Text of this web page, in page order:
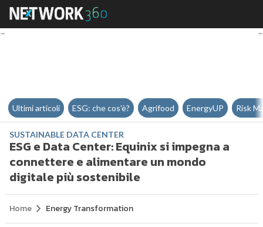
ESG e Data Center: Equinix si
Ultimi articoli ESG: che cos'è? Agrifood EnergyUP Risk
SUSTAINABLE DATA CENTER
ESG e Data Center: Equinix si impegna a
connettere e alimentare un mondo
digitale più sostenibile
Home Energy Transformation